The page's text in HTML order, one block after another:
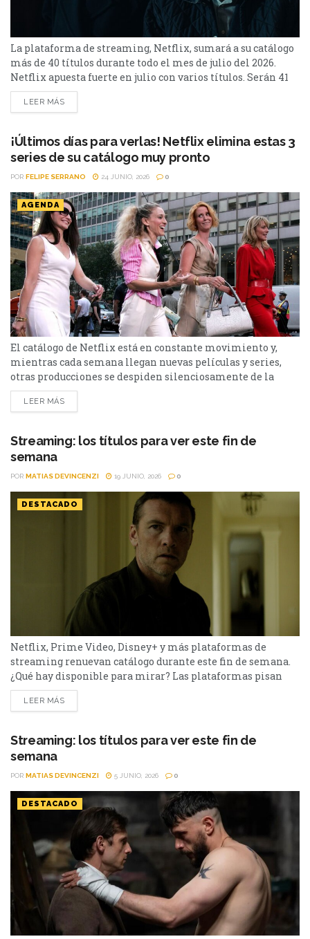
La plataforma de streaming, Netflix, sumará a su catálogo
más de 40 títulos durante todo el mes de julio del 2026.
Netflix apuesta fuerte en julio con varios títulos. Serán 41
en total, entre los que se destacan: La casa de la pradera,
Heartstopper Forever y Enola Holmes 3. La lista completa,
LEER MÁS
¡Últimos días para verlas! Netflix elimina estas 3
series de su catálogo muy pronto
POR FELIPE SERRANO 24 JUNIO, 2026 0
AGENDA
El catálogo de Netflix está en constante movimiento y,
mientras cada semana llegan nuevas películas y series,
otras producciones se despiden silenciosamente de la
plataforma. Esta vez, tres títulos muy diferentes entre sí
abandonarán el servicio en los próximos días: El bosque,
pendientes o pensabas volver a verlas,...
LEER MÁS
Streaming: los títulos para ver este fin de
semana
POR MATIAS DEVINCENZI 19 JUNIO, 2026 0
DESTACADO
Netflix, Prime Video, Disney+ y más plataformas de
streaming renuevan catálogo durante este fin de semana.
¿Qué hay disponible para mirar? Las plataformas pisan
fuerte con una batería de lanzamientos que combinan
producciones locales y adaptaciones ambiciosas.
el menú tiene de todo. I Will Find You - Netflix Te
encontraré es una miniserie basada en...
LEER MÁS
Streaming: los títulos para ver este fin de
semana
POR MATIAS DEVINCENZI 5 JUNIO, 2026 0
DESTACADO